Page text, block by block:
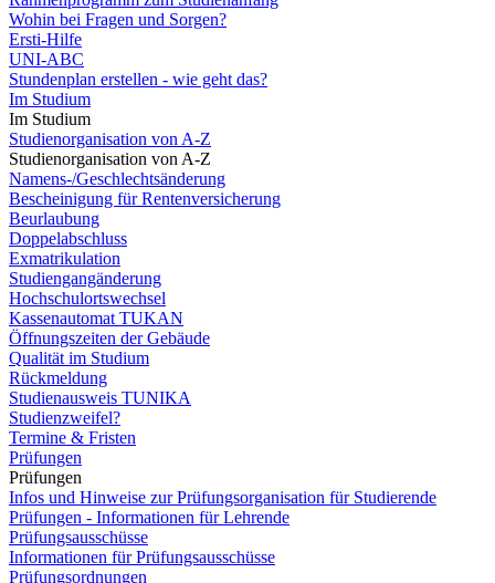
Wohin bei Fragen und Sorgen?
Ersti-Hilfe
UNI-ABC
Stundenplan erstellen - wie geht das?
Im Studium
Im Studium
Studienorganisation von A-Z
Studienorganisation von A-Z
Namens-/Geschlechtsänderung
Bescheinigung für Rentenversicherung
Beurlaubung
Doppelabschluss
Exmatrikulation
Studiengangänderung
Hochschulortswechsel
Kassenautomat TUKAN
Öffnungszeiten der Gebäude
Qualität im Studium
Rückmeldung
Studienausweis TUNIKA
Studienzweifel?
Termine & Fristen
Prüfungen
Prüfungen
Infos und Hinweise zur Prüfungsorganisation für Studierende
Prüfungen - Informationen für Lehrende
Prüfungsausschüsse
Informationen für Prüfungsausschüsse
Prüfungsordnungen